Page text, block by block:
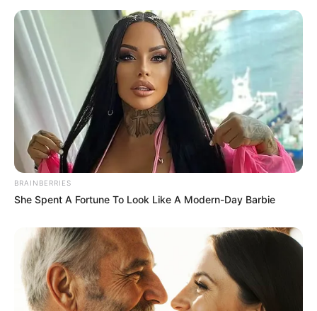
BRAINBERRIES
She Spent A Fortune To Look Like A Modern-Day Barbie